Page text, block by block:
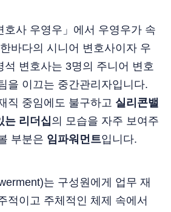
호사 우영우」에서 우영우가 속
바다의 시니어 변호사이자 우
석 변호사는 3명의 주니어 변호
을 이끄는 중간관리자입니다.
직 중임에도 불구하고 실리콘밸
는 리더십의 모습을 자주 보여주
부분은 임파워먼트입니다.
는 구성원에게 업무 재
적이고 주체적인 체제 속에서